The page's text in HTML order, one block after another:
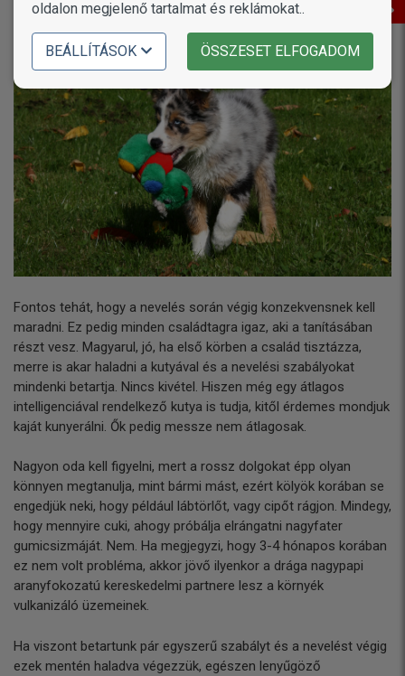
Fontos tehát, hogy a nevelés során végig konzekvensnek kell
maradni. Ez pedig minden családtagra igaz, aki a tanításában
részt vesz. Magyarul, jó, ha első körben a család tisztázza,
merre is akar haladni a kutyával és a nevelési szabályokat
mindenki betartja. Nincs kivétel. Hiszen még egy átlagos
intelligenciával rendelkező kutya is tudja, kitől érdemes mondjuk
kaját kunyerálni. Ők pedig messze nem átlagosak.
Nagyon oda kell figyelni, mert a rossz dolgokat épp olyan
könnyen megtanulja, mint bármi mást, ezért kölyök korában se
engedjük neki, hogy például lábtörlőt, vagy cipőt rágjon. Mindegy,
hogy mennyire cuki, ahogy próbálja elrángatni nagyfater
gumicsizmáját. Nem. Ha megjegyzi, hogy 3-4 hónapos korában
ez nem volt probléma, akkor jövő ilyenkor a drága nagypapi
aranyfokozatú kereskedelmi partnere lesz a környék
vulkanizáló üzemeinek.
Ha viszont betartunk pár egyszerű szabályt és a nevelést végig
ezek mentén haladva végezzük, egészen lenyűgöző
oldalon megjelenő tartalmat és reklámokat..
BEÁLLÍTÁSOK ÖSSZESET ELFOGADOM